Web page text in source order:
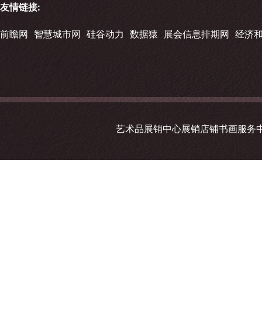
友情链接:
前瞻网 智慧城市网 硅谷动力 数据猿 展会信息排期网 经济
艺术品展销中心展销店铺书画服务